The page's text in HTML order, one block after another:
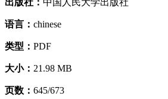
语言： chinese
类型： PDF
大小： 21.98 MB
页数： 645/673